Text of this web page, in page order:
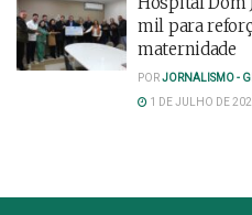
mil para
maternidade
PORJORNALISMO -
1 DE JULHO DE